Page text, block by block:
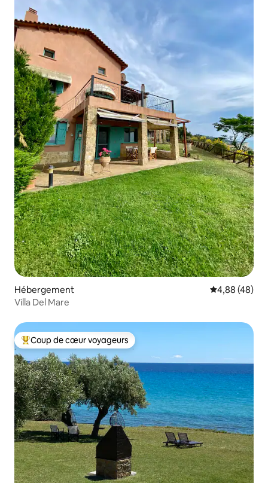
Hébergement Évaluation
4,88 (48)
Villa Del Mare
Coups de cœur voyageurs les plus appréciés
Coup de cœur voyageurs